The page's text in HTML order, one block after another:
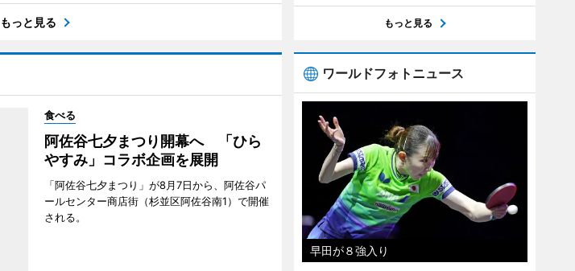
もっと見る
食べる
阿佐谷七夕まつり開幕へ 「ひら
やすみ」コラボ企画を展開
「阿佐谷七夕まつり」が8月7日から、阿佐谷パ
ールセンター商店街（杉並区阿佐谷南1）で開催
される。
もっと見る
ワールドフォトニュース
早田が８強入り